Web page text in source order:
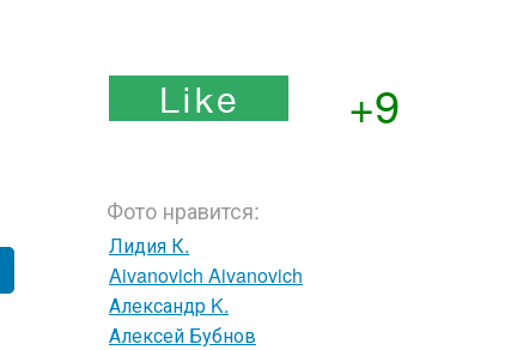
+9
Фото нравится:
Лидия К.
Aivanovich Aivanovich
Александр K.
Алексей Бубнов